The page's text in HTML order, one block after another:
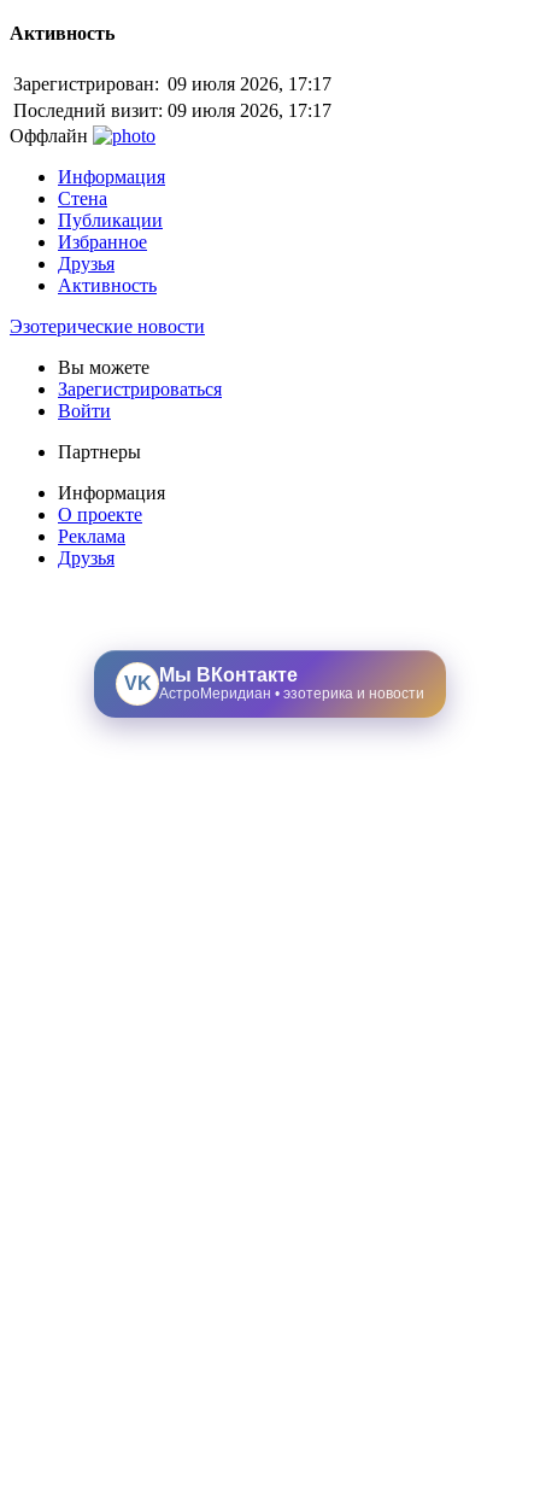
Активность
Зарегистрирован: 09 июля 2026, 17:17
Последний визит: 09 июля 2026, 17:17
Оффлайн
Информация
Стена
Публикации
Избранное
Друзья
Активность
Эзотерические новости
Вы можете
Зарегистрироваться
Войти
Партнеры
Информация
О проекте
Реклама
Друзья
VK Мы ВКонтакте
АстроМеридиан • эзотерика и новости